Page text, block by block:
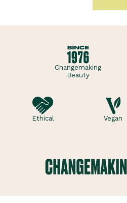
Changemaking
Beauty
Ethical Vegan